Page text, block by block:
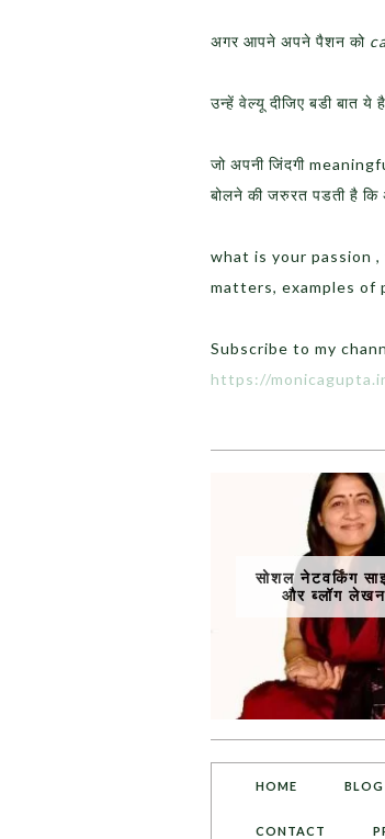
अगर आपने अपने पैशन को
उन्हें वेल्यू दीजिए बडी बात ये
जो अपनी जिंदगी
बोलने की जरुरत पडती है कि
what is your passion
matters, examples of
Subscribe to my
https://
सोशल नेटवर्किंग
और ब्लॉग लेखन
HOME BLOG
CONTACT